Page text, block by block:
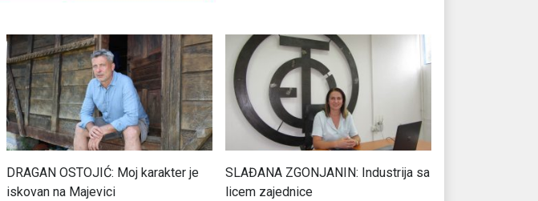
DRAGAN OSTOJIĆ: Moj karakter je
iskovan na Majevici
SLAĐANA ZGONJANIN: Industrija sa
licem zajednice